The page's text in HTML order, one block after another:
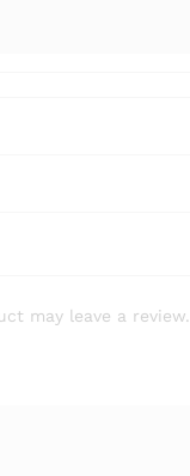
may leave a review.